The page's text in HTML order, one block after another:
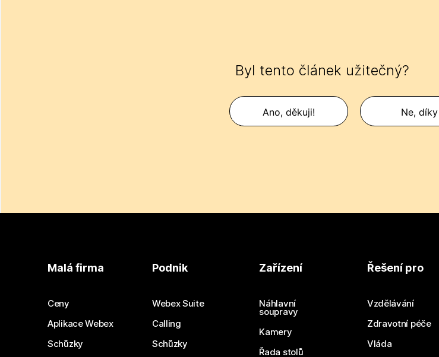
Byl tento článek užitečný?
Ano, děkuji! Ne, díky
Malá firma
Ceny
Aplikace Webex
Schůzky
Podnik
Webex Suite
Calling
Schůzky
Zařízení
Náhlavní
soupravy
Kamery
Řada stolů
Řešení pro
Vzdělávání
Zdravotní péče
Vláda